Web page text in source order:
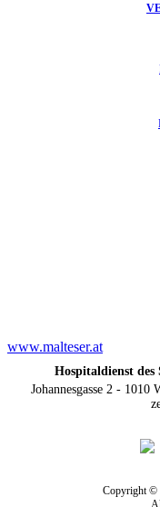
www.malteser.at
Hospitaldienst des
Johannesgasse 2 -
Copyright ©